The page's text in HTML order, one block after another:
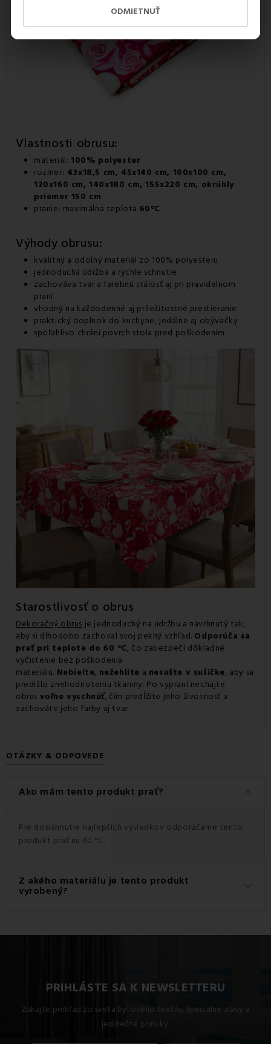
ODMIETNUŤ
Vlastnosti obrusu:
materiál: 100% polyester
rozmer: 43x18,5 cm, 45x140 cm, 100x100 cm,
120x160 cm, 140x180 cm, 155x220 cm, okrúhly
priemer 150 cm
pranie: maximálna teplota 60°C
Výhody obrusu:
kvalitný a odolný materiál zo 100% polyesteru
jednoduchá údržba a rýchle schnutie
zachováva tvar a farebnú stálosť aj pri pravidelnom
praní
vhodný na každodenné aj príležitostné prestieranie
praktický doplnok do kuchyne, jedálne aj obývačky
spoľahlivo chráni povrch stola pred poškodením
Starostlivosť o obrus
Dekoračný obrus je jednoduchý na údržbu a navrhnutý tak,
aby si dlhodobo zachoval svoj pekný vzhľad. Odporúča sa
prať pri teplote do 60 °C, čo zabezpečí dôkladné
vyčistenie bez poškodenia
materiálu. Nebielte, nežehlite a nesušte v sušičke, aby sa
predišlo znehodnoteniu tkaniny. Po vypraní nechajte
obrus voľne vyschnúť, čím predĺžite jeho životnosť a
zachováte jeho farby aj tvar.
OTÁZKY & ODPOVEDE
Ako mám tento produkt prať? keyboard_arrow_down
Pre dosiahnutie najlepších výsledkov odporúčame tento
produkt prať na 60 °C.
Z akého materiálu je tento produkt
vyrobený?
PRIHLÁSTE SA K NEWSLETTERU
Získajte prehľad zo sveta bytového textilu, špeciálne zľavy a
jedinečné ponuky.